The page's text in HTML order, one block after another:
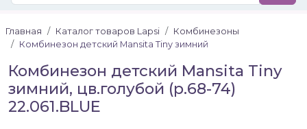
Главная Каталог товаров Lapsi
Комбинезоны
Комбинезон детский Mansita Tiny зимний
Комбинезон детский Mansita Tiny
зимний, цв.голубой (р.68-74)
22.061.BLUE